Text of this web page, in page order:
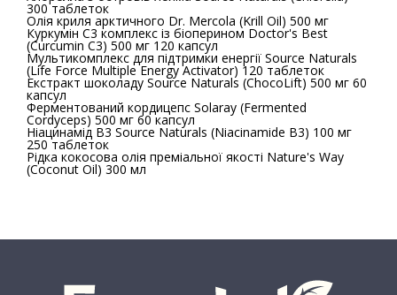
300 таблеток
Олія криля арктичного Dr. Mercola (Krill Oil) 500 мг
Куркумін С3 комплекс із біоперином Doctor's Best
(Curcumin C3) 500 мг 120 капсул
Мультикомплекс для підтримки енергії Source Naturals
(Life Force Multiple Energy Activator) 120 таблеток
Екстракт шоколаду Source Naturals (ChocoLift) 500 мг 60
капсул
Ферментований кордицепс Solaray (Fermented
Cordyceps) 500 мг 60 капсул
Ніацинамід B3 Source Naturals (Niacinamide B3) 100 мг
250 таблеток
Рідка кокосова олія преміальної якості Nature's Way
(Coconut Oil) 300 мл